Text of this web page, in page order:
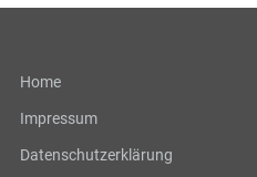
Home
Impressum
Datenschutzerklärung